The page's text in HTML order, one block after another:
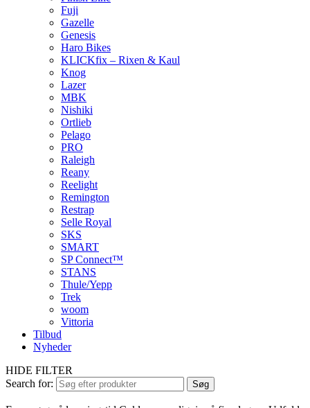
Fuji
Gazelle
Genesis
Haro Bikes
KLICKfix – Rixen & Kaul
Knog
Lazer
MBK
Nishiki
Ortlieb
Pelago
PRO
Raleigh
Reany
Reelight
Remington
Restrap
Selle Royal
SKS
SMART
SP Connect™
STANS
Thule/Yepp
Trek
woom
Vittoria
Tilbud
Nyheder
HIDE FILTER
Search for:
Søg